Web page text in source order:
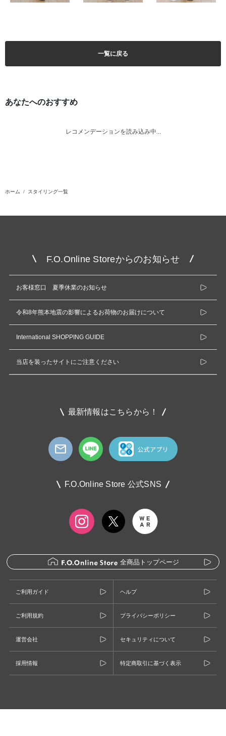
一覧に戻る
あなたへのおすすめ
レコメンデーションを読み込み中...
ホーム スタイリング一覧
F.O.Online Storeからのお知らせ
お客様窓口 夏季休業のお知らせ
令和8年熊本地震の影響によるお荷物のお届けについて
International SHOPPING GUIDE
当店を装ったサイトにご注意ください
最新情報はこちらから！
F.O.Online Store 公式SNS
全商品トップページ
ご利用ガイド ヘルプ
ご利用規約 プライバシーポリシー
運営会社 セキュリティについて
採用情報 特定商取引に基づく表示